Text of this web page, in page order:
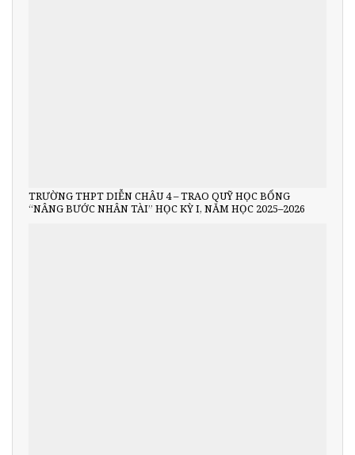
TRƯỜNG THPT DIỄN CHÂU 4 – TRAO QUỸ HỌC BỔNG
“NÂNG BƯỚC NHÂN TÀI” HỌC KỲ I, NĂM HỌC 2025–2026